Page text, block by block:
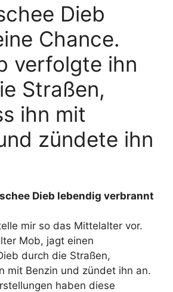
Dieb
Chance.
verfolgte ihn
Straßen,
ihn mit
zündete ihn
Dieb lebendig verbrannt
mir so das Mittelalter vor.
Mob, jagt einen
durch die Straßen,
mit Benzin und zündet ihn an.
haben diese